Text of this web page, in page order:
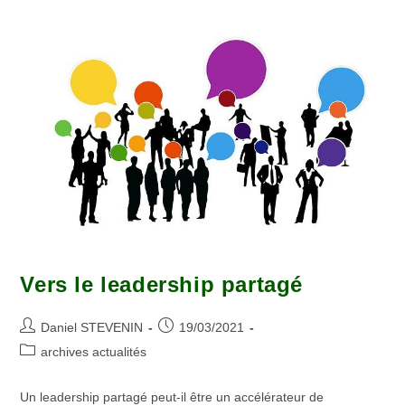
Vers le leadership partagé
Daniel STEVENIN
19/03/2021
archives actualités
Un leadership partagé peut-il être un accélérateur de